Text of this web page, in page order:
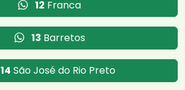
12 Franca
13 Barretos
14 São José do Rio Preto